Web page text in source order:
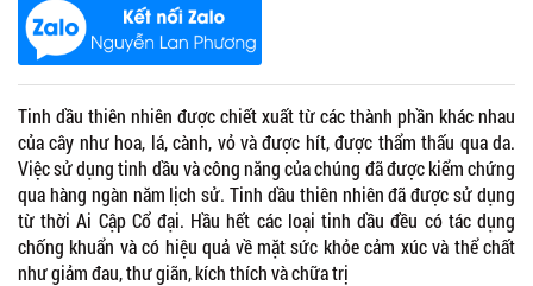
Tinh dầu thiên nhiên được chiết xuất từ các thành phần khác nhau
của cây như hoa, lá, cành, vỏ và được hít, được thẩm thấu qua da.
Việc sử dụng tinh dầu và công năng của chúng đã được kiểm chứng
qua hàng ngàn năm lịch sử. Tinh dầu thiên nhiên đã được sử dụng
từ thời Ai Cập Cổ đại. Hầu hết các loại tinh dầu đều có tác dụng
chống khuẩn và có hiệu quả về mặt sức khỏe cảm xúc và thể chất
như giảm đau, thư giãn, kích thích và chữa trị